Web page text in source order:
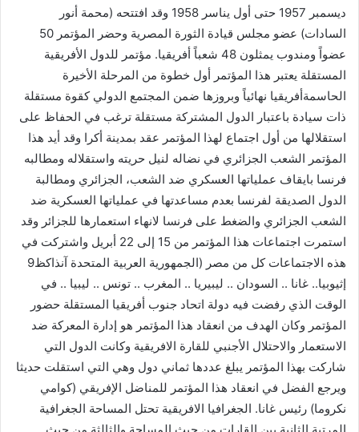
ديسمبر 1957 حتى أول يناسر 1958 وقد افتتحه (محمة أنور
السادات) عضو مجلس قيادة الثورة المصرية وحضر المؤتمر 50
عضواً ومندوب يمثلون 48 شعباً أفريقيا. مؤتمر للدول الأفريقية
المستقلة يعتبر هذا المؤتمر أول خطوة من المرحلة الأخيرة
الحاسمةأفريقيا نهائياً وبروزها ضمن المجتمع الدولي كقوة مستقلة
ذات سيادة باعتبار الدول المشتركة مستقلة ترغب في الحفاظ على
استقلالها من أول اجتماع لهذا المؤتمر عقد بمدينة أكرا وقد أيد هذا
المؤتمر الشعب الجزائري في نضاله لنيل حريته واستقلاله ومطالبه
فرنسا بايقاف عملياتها العسكري ضد الشعب، الجزائري ومطالبة
الدول الصديقة لفرنسا بعدم مساعدتها في عملياتها العسكرية ضد
الشعب الجزائري والضغط على فرنسا لانهاء استعمارها للجزائر وقد
استمرت اجتماعات هذا المؤتمر من 15 إلى 22 أبريل واشتركت في
هذه الاجتماعات كل من مصر (الجمهورية العربية المتحدة آنذاكظ9
إثيوبيا.. غانا .. السودان .. ليبيريا .. المغرب .. تونس .. ليبيا .. في
الوقت الذي رفضت فيه دولة اتحاد جنوب أفريقيا المستقلة حضور
المؤتمر وكان الهدف من انعقاد هذا المؤتمر هو إدارة المعركة ضد
الاستعمار والاحتلال الأجنبي للقارة الافريقية وكانت الدول التي
شاركت بهذا المؤتمر يبلغ عددها ثماني دول وهي التي استقلت حديثا
ويرجع الفضل في انعقاد هذا المؤتمر للمناضل الإفريقي (كوامي
نكروما) رئيس غانا. الجغرافيا الافريقية تحتل المساحة الجغرافية